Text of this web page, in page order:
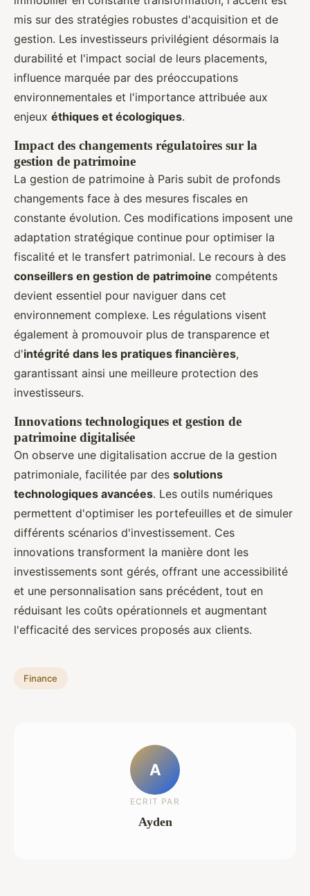
mis sur des stratégies robustes d'acquisition et de
gestion. Les investisseurs privilégient désormais la
durabilité et l'impact social de leurs placements,
influence marquée par des préoccupations
environnementales et l'importance attribuée aux
enjeux éthiques et écologiques.
Impact des changements régulatoires sur la
gestion de patrimoine
La gestion de patrimoine à Paris subit de profonds
changements face à des mesures fiscales en
constante évolution. Ces modifications imposent une
adaptation stratégique continue pour optimiser la
fiscalité et le transfert patrimonial. Le recours à des
conseillers en gestion de patrimoine compétents
devient essentiel pour naviguer dans cet
environnement complexe. Les régulations visent
également à promouvoir plus de transparence et
d'intégrité dans les pratiques financières,
garantissant ainsi une meilleure protection des
investisseurs.
Innovations technologiques et gestion de
patrimoine digitalisée
On observe une digitalisation accrue de la gestion
patrimoniale, facilitée par des solutions
technologiques avancées. Les outils numériques
permettent d'optimiser les portefeuilles et de simuler
différents scénarios d'investissement. Ces
innovations transforment la manière dont les
investissements sont gérés, offrant une accessibilité
et une personnalisation sans précédent, tout en
réduisant les coûts opérationnels et augmentant
l'efficacité des services proposés aux clients.
Finance
A
ECRIT PAR
Ayden